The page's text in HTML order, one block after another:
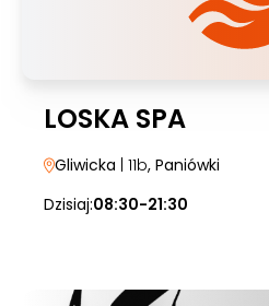
LOSKA SPA
Gliwicka | 11b, Paniówki
Dzisiaj:08:30-21:30